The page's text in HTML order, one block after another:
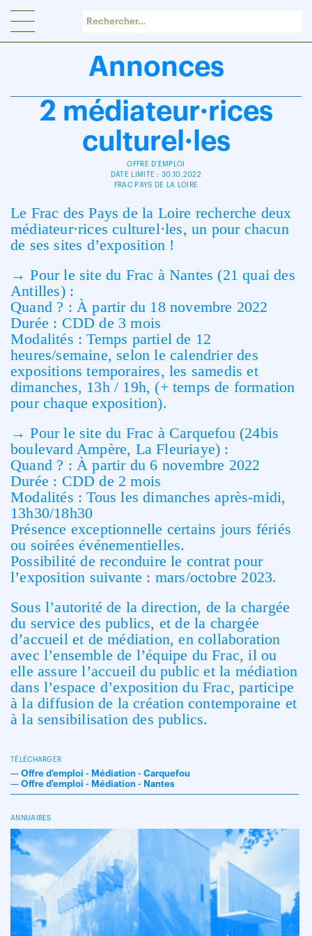
Annonces
2 médiateur·rices
culturel·les
OFFRE D'EMPLOI
DATE LIMITE : 30.10.2022
FRAC PAYS DE LA LOIRE
Le Frac des Pays de la Loire recherche deux
médiateur·rices culturel·les, un pour chacun
de ses sites d’exposition !
→ Pour le site du Frac à Nantes (21 quai des
Antilles) :
Quand ? : À partir du 18 novembre 2022
Durée : CDD de 3 mois
Modalités : Temps partiel de 12
heures/semaine, selon le calendrier des
expositions temporaires, les samedis et
dimanches, 13h / 19h, (+ temps de formation
pour chaque exposition).
→ Pour le site du Frac à Carquefou (24bis
boulevard Ampère, La Fleuriaye) :
Quand ? : À partir du 6 novembre 2022
Durée : CDD de 2 mois
Modalités : Tous les dimanches après-midi,
13h30/18h30
Présence exceptionnelle certains jours fériés
ou soirées événementielles.
Possibilité de reconduire le contrat pour
l’exposition suivante : mars/octobre 2023.
Sous l’autorité de la direction, de la chargée
du service des publics, et de la chargée
d’accueil et de médiation, en collaboration
avec l’ensemble de l’équipe du Frac, il ou
elle assure l’accueil du public et la médiation
dans l’espace d’exposition du Frac, participe
à la diffusion de la création contemporaine et
à la sensibilisation des publics.
TÉLÉCHARGER
— Offre d'emploi - Médiation - Carquefou
— Offre d'emploi - Médiation - Nantes
ANNUAIRES